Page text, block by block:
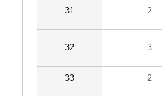
31 2
32 3
33 2